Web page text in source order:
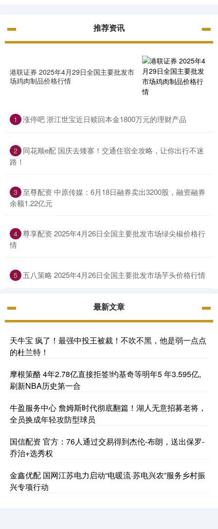
推荐资讯
港联证券 2025年4月29日全国主要批发市
场鸡肉制品价格行情
1 涨停吧 浙江世宝近日赎回本金1800万元的理财产品
2
同花顺e配 国庆去矮寨！交通住宿全攻略，让你出行不迷
路！
3 至尊配资 中原传媒：6月18日融券卖出3200股，融资融券
余额1.22亿元
4 尊享配资 2025年4月26日全国主要批发市场绿尖椒价格行
情
5 五八策略 2025年4月26日全国主要批发市场芋头价格行情
最新文章
天牛宝 疯了！最强中投王被裁！不吹不黑，他是弱一点点
的杜兰特！
摩根策酪 4年2.78亿直接拒签!约基奇等明年5 年3.595亿,
刷新NBA历史第一合
牛盈服务中心 詹姆斯时代彻底翻篇！湖人无意招募老将，
全员换成年轻攻防型球员
国信配资 官方：76人通过交易得到杰伦-布朗，送出保罗-
乔治+选秀权
金鑫优配 国网江苏电力启动“电暖流·苏电兴农”服务乡村振
兴专项行动